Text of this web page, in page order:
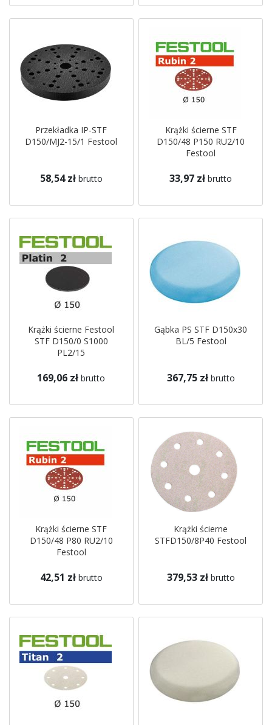
Przekładka IP-STF
D150/MJ2-15/1 Festool
58,54 zł brutto
Krążki ścierne STF
D150/48 P150 RU2/10
Festool
33,97 zł brutto
Krążki ścierne Festool
STF D150/0 S1000
PL2/15
169,06 zł brutto
Gąbka PS STF D150x30
BL/5 Festool
367,75 zł brutto
Krążki ścierne STF
D150/48 P80 RU2/10
Festool
42,51 zł brutto
Krążki ścierne
STFD150/8P40 Festool
379,53 zł brutto